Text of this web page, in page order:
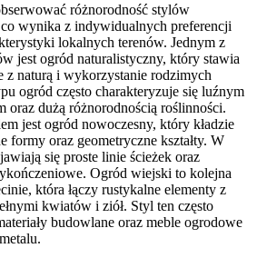
różnorodność stylów
wynika z indywidualnych preferencji
lokalnych terenów. Jednym z
jest ogród naturalistyczny, który stawia
z naturą i wykorzystanie rodzimych
ogród często charakteryzuje się luźnym
oraz dużą różnorodnością roślinności.
jest ogród nowoczesny, który kładzie
formy oraz geometryczne kształty. W
się proste linie ścieżek oraz
Ogród wiejski to kolejna
która łączy rustykalne elementy z
kwiatów i ziół. Styl ten często
budowlane oraz meble ogrodowe